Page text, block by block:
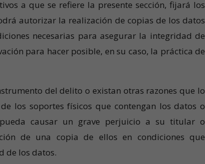
a que se refiere la presente sección, fijará los
autorizar la realización de copias de los datos
necesarias para asegurar la integridad de
para hacer posible, en su caso, la práctica de
del delito o existan otras razones que lo
los soportes físicos que contengan los datos o
causar un grave perjuicio a su titular o
de una copia de ellos en condiciones que
de los datos.